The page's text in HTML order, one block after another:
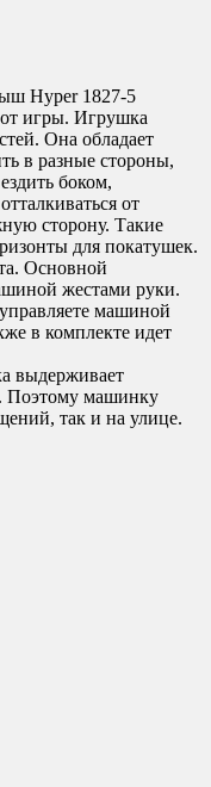
Hyper 1827-5
от игры. Игрушка
Она обладает
в разные стороны,
боком,
от
сторону. Такие
для покатушек.
Основной
жестами руки.
машиной
в комплекте идет
выдерживает
Поэтому машинку
так и на улице.